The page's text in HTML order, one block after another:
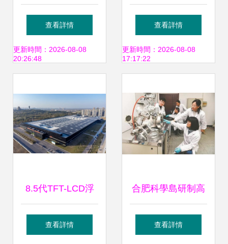
水系鈉離子電池及
負極復合材料的結
進展
查看詳情
更新時間：2026-08-08
20:26:48
標準、規范和法規
及其重要性
查看詳情
更新時間：2026-08-08
17:17:22
8.5代TFT-LCD浮
法玻璃基板關鍵技
查看詳情
合肥科學島研制高
性能金屬減振器 為
查看詳情